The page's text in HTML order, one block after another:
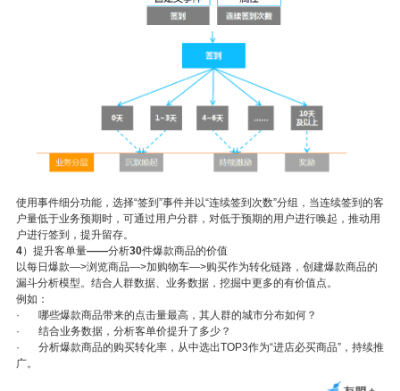
使用事件细分功能，选择“签到”事件并以“连续签到次数”分组，当连续签到的客
户量低于业务预期时，可通过用户分群，对低于预期的用户进行唤起，推动用
户进行签到，提升留存。
4）提升客单量——分析30件爆款商品的价值
以每日爆款—>浏览商品—>加购物车—>购买作为转化链路，创建爆款商品的
漏斗分析模型。结合人群数据、业务数据，挖掘中更多的有价值点。
例如：
· 哪些爆款商品带来的点击量最高，其人群的城市分布如何？
· 结合业务数据，分析客单价提升了多少？
· 分析爆款商品的购买转化率，从中选出TOP3作为“进店必买商品”，持续推
广。